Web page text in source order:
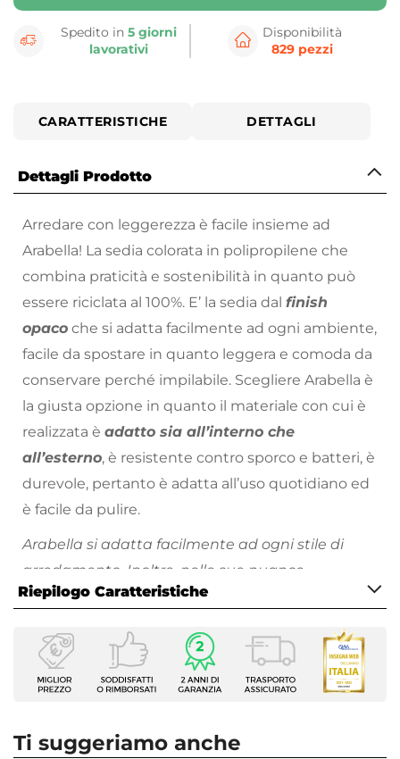
Spedito in5 giorni
lavorativi
Disponibilità
829 pezzi
CARATTERISTICHE DETTAGLI
Dettagli Prodotto
Arredare con leggerezza è facile insieme ad
Arabella! La sedia colorata in polipropilene che
combina praticità e sostenibilità in quanto può
essere riciclata al 100%. E’ la sedia dal finish
opaco che si adatta facilmente ad ogni ambiente,
facile da spostare in quanto leggera e comoda da
conservare perché impilabile. Scegliere Arabella è
la giusta opzione in quanto il materiale con cui è
realizzata è adatto sia all’interno che
all’esterno, è resistente contro sporco e batteri, è
durevole, pertanto è adatta all’uso quotidiano ed
è facile da pulire.
Arabella si adatta facilmente ad ogni stile di
arredamento. Inoltre, nelle sue nuance
rende l'ambiente più luminoso e ampio
Tutti i prodotti che vengono posizionati
all’esterno hanno bisogno di cure
particolari.Proteggi sempre
i tuoi arredi da
solari e intemperie. Metti l’arredo al riparo sotto
Riepilogo Caratteristiche
Caratteristiche
Tipologia
Sedia da giardino
Ti suggeriamo anche